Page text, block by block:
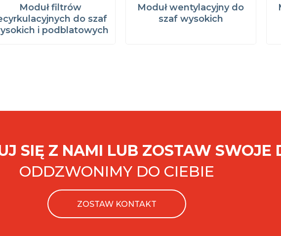
Moduł filtrów
do szaf
i podblatowych
Moduł wentylacyjny do
szaf wysokich
SIĘ Z NAMI LUB ZOSTAW SWOJE
ODDZWONIMY DO CIEBIE
ZOSTAW KONTAKT